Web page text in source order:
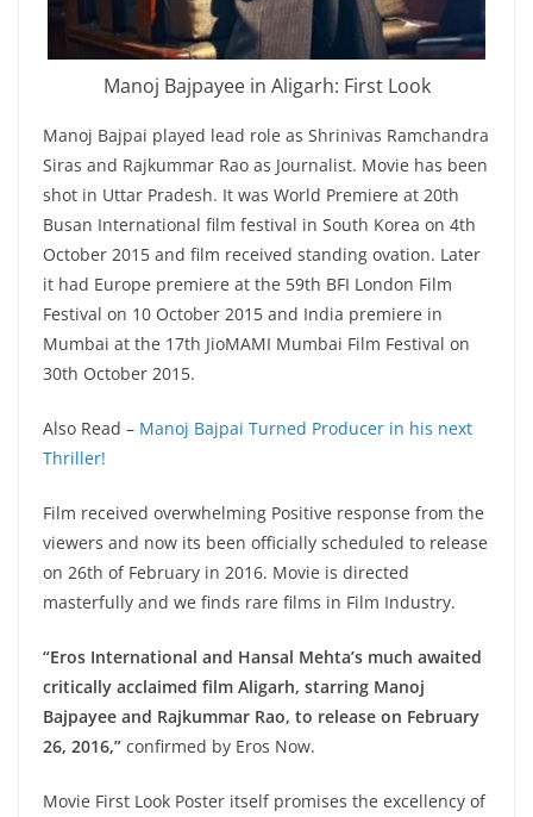
Manoj Bajpayee in Aligarh: First Look
Manoj Bajpai played lead role as Shrinivas Ramchandra
Siras and Rajkummar Rao as Journalist. Movie has been
shot in Uttar Pradesh. It was World Premiere at 20th
Busan International film festival in South Korea on 4th
October 2015 and film received standing ovation. Later
it had Europe premiere at the 59th BFI London Film
Festival on 10 October 2015 and India premiere in
Mumbai at the 17th JioMAMI Mumbai Film Festival on
30th October 2015.
Also Read – Manoj Bajpai Turned Producer in his next
Thriller!
Film received overwhelming Positive response from the
viewers and now its been officially scheduled to release
on 26th of February in 2016. Movie is directed
masterfully and we finds rare films in Film Industry.
“Eros International and Hansal Mehta’s much awaited
critically acclaimed film Aligarh, starring Manoj
Bajpayee and Rajkummar Rao, to release on February
26, 2016,” confirmed by Eros Now.
Movie First Look Poster itself promises the excellency of